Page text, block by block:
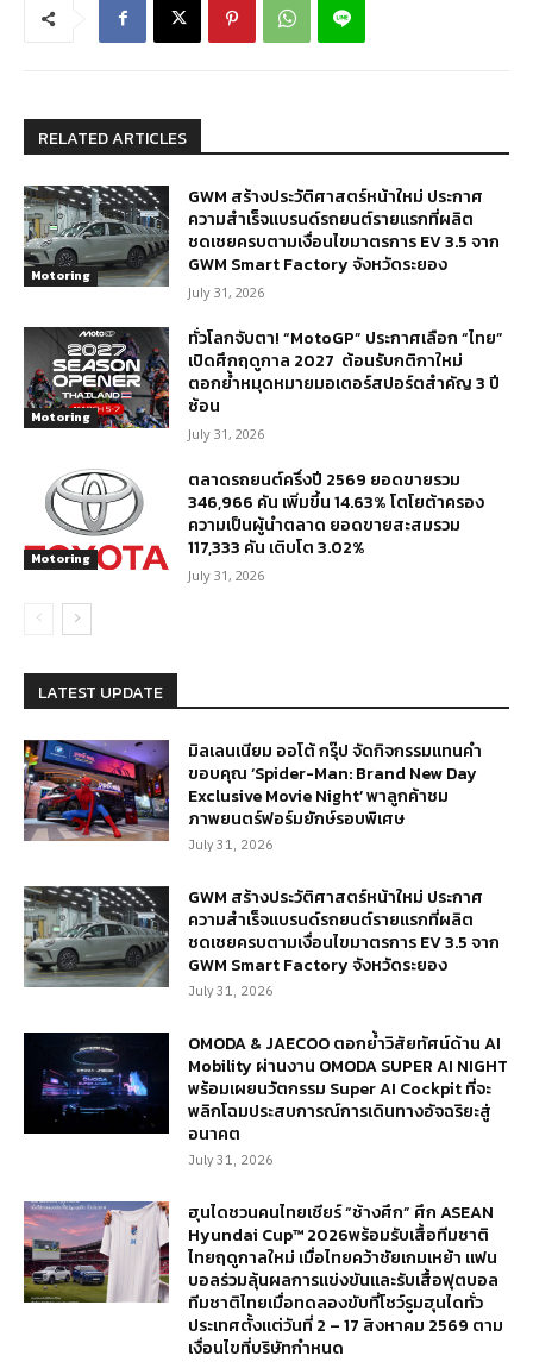
RELATED ARTICLES
Motoring
GWM สร้างประวัติศาสตร์หน้าใหม่ ประกาศ
ความสำเร็จแบรนด์รถยนต์รายแรกที่ผลิต
ชดเชยครบตามเงื่อนไขมาตรการ EV 3.5 จาก
GWM Smart Factory จังหวัดระยอง
July 31, 2026
Motoring
ทั่วโลกจับตา! “MotoGP” ประกาศเลือก “ไทย”
เปิดศึกฤดูกาล 2027 ต้อนรับกติกาใหม่
ตอกย้ำหมุดหมายมอเตอร์สปอร์ตสำคัญ 3 ปี
ซ้อน
July 31, 2026
Motoring
ตลาดรถยนต์ครึ่งปี 2569 ยอดขายรวม
346,966 คัน เพิ่มขึ้น 14.63% โตโยต้าครอง
ความเป็นผู้นำตลาด ยอดขายสะสมรวม
117,333 คัน เติบโต 3.02%
July 31, 2026
LATEST UPDATE
มิลเลนเนียม ออโต้ กรุ๊ป จัดกิจกรรมแทนคำ
ขอบคุณ ‘Spider-Man: Brand New Day
Exclusive Movie Night’ พาลูกค้าชม
ภาพยนตร์ฟอร์มยักษ์รอบพิเศษ
July 31, 2026
GWM สร้างประวัติศาสตร์หน้าใหม่ ประกาศ
ความสำเร็จแบรนด์รถยนต์รายแรกที่ผลิต
ชดเชยครบตามเงื่อนไขมาตรการ EV 3.5 จาก
GWM Smart Factory จังหวัดระยอง
July 31, 2026
OMODA & JAECOO ตอกย้ำวิสัยทัศน์ด้าน AI
Mobility ผ่านงาน OMODA SUPER AI NIGHT
พร้อมเผยนวัตกรรม Super AI Cockpit ที่จะ
พลิกโฉมประสบการณ์การเดินทางอัจฉริยะสู่
อนาคต
July 31, 2026
ฮุนไดชวนคนไทยเชียร์ “ช้างศึก” ศึก ASEAN
Hyundai Cup™ 2026พร้อมรับเสื้อทีมชาติ
ไทยฤดูกาลใหม่ เมื่อไทยคว้าชัยเกมเหย้า แฟน
บอลร่วมลุ้นผลการแข่งขันและรับเสื้อฟุตบอล
ทีมชาติไทยเมื่อทดลองขับที่โชว์รูมฮุนไดทั่ว
ประเทศตั้งแต่วันที่ 2 – 17 สิงหาคม 2569 ตาม
เงื่อนไขที่บริษัทกำหนด